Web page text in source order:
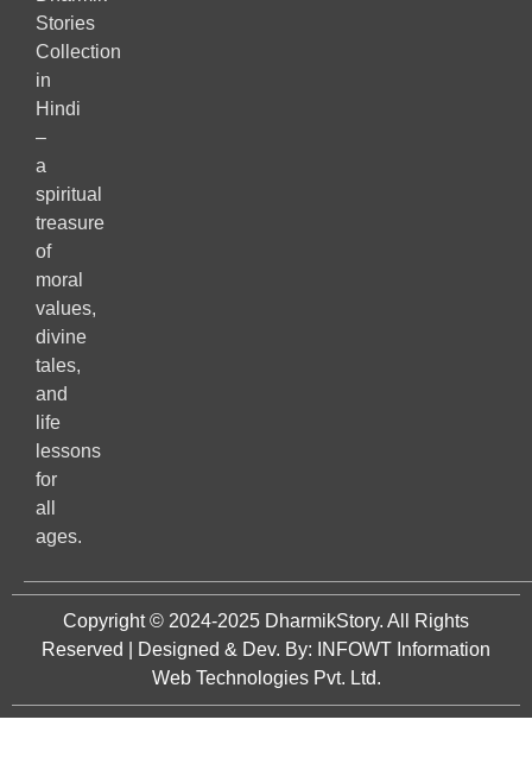
Stories
Collection
in
Hindi
–
a
spiritual
treasure
of
moral
values,
divine
tales,
and
life
lessons
for
all
ages.
Copyright © 2024-2025 DharmikStory. All Rights
Reserved | Designed & Dev. By:
INFOWT Information
Web Technologies Pvt. Ltd.